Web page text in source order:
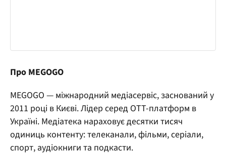
Про MEGOGO
MEGOGO — міжнародний медіасервіс, заснований у
2011 році в Києві. Лідер серед OTT-платформ в
Україні. Медіатека нараховує десятки тисяч
одиниць контенту: телеканали, фільми, серіали,
спорт, аудіокниги та подкасти.